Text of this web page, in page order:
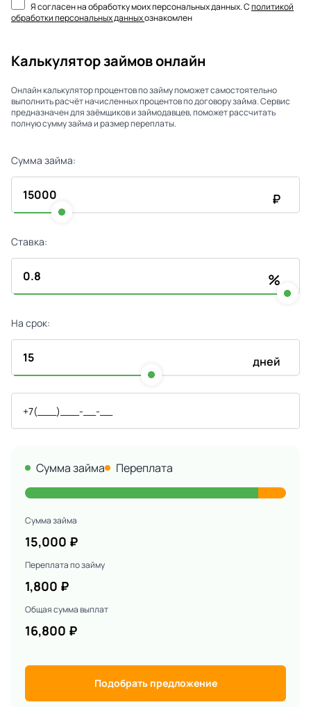
Я согласен на обработку моих персональных данных. Сполитикой
обработки персональных данныхознакомлен
Калькулятор займов онлайн
Онлайн калькулятор процентов по займу поможет самостоятельно
выполнить расчёт начисленных процентов по договору займа. Сервис
предназначен для заёмщиков и займодавцев, поможет рассчитать
полную сумму займа и размер переплаты.
Сумма займа:
₽
Ставка:
%
На срок:
дней
Сумма займа Переплата
Сумма займа
15,000 ₽
Переплата по займу
1,800 ₽
Общая сумма выплат
16,800 ₽
Подобрать предложение